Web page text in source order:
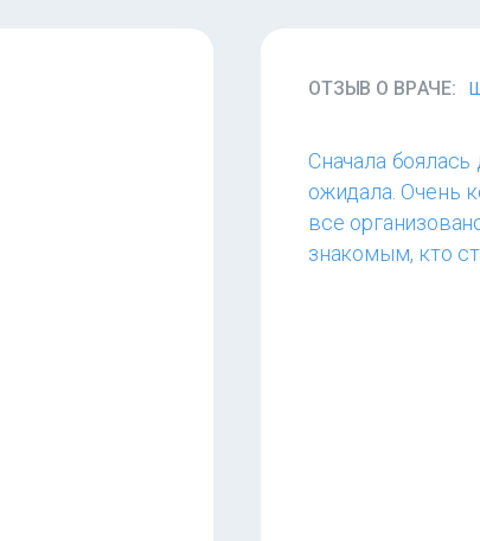
ОТЗЫВ О ВРАЧЕ:
Сначала
ожидала. Очень
все
знакомым, кто